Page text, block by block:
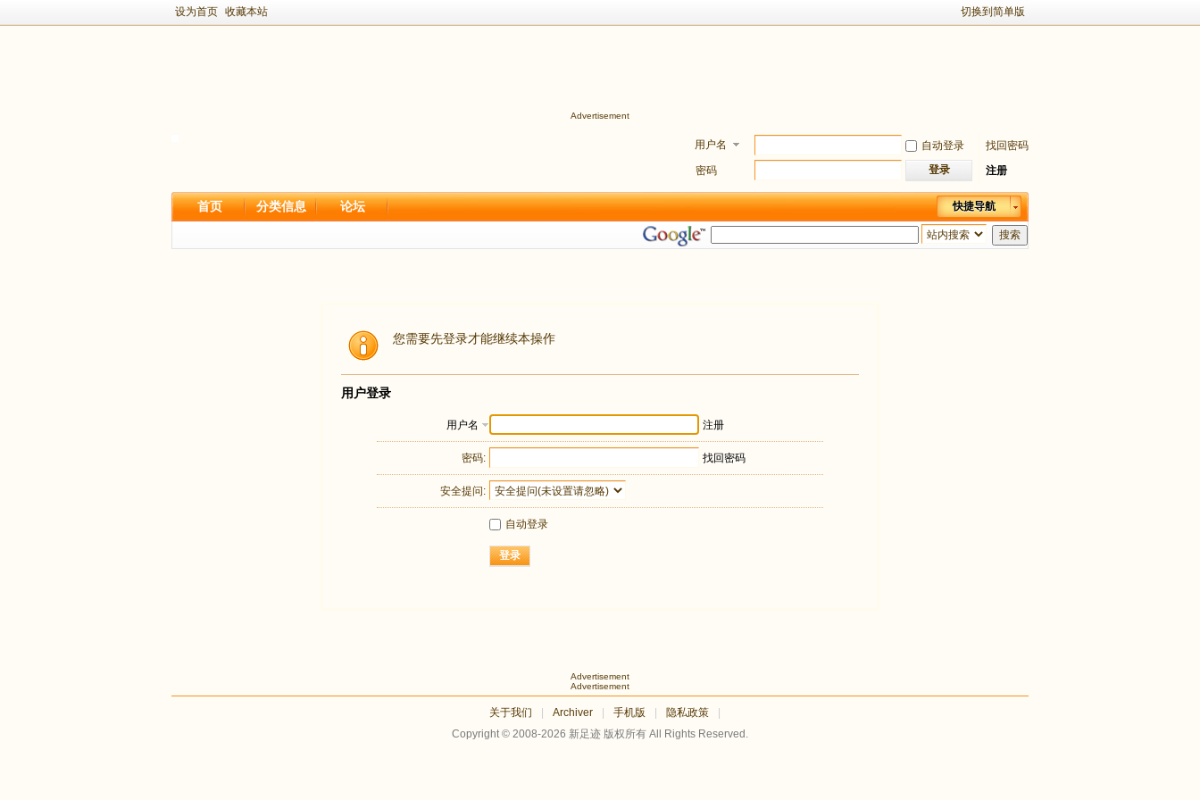
设为首页 收藏本站 切换到简单版
Advertisement
用户名 自动登录
找回密码
密码
登录 注册
快捷导航
首页 分类信息 论坛
搜索
您需要先登录才能继续本操作
用户登录
用户名 注册
密码: 找回密码
安全提问:
自动登录
登录
Advertisement
Advertisement
关于我们 Archiver 手机版 隐私政策
Copyright © 2008-2026 新足迹 版权所有 All Rights Reserved.